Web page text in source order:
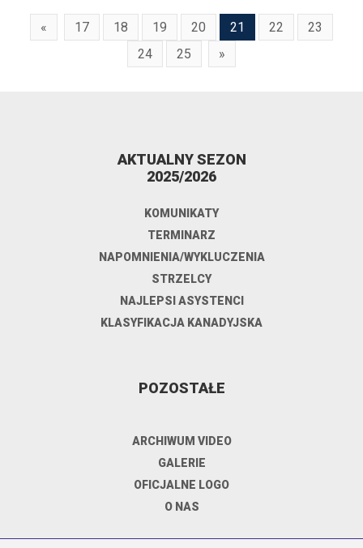
« 17 18 19 20 21 22
23
24
25 »
AKTUALNY SEZON
2025/2026
KOMUNIKATY
TERMINARZ
NAPOMNIENIA/WYKLUCZENIA
STRZELCY
NAJLEPSI ASYSTENCI
KLASYFIKACJA KANADYJSKA
POZOSTAŁE
ARCHIWUM VIDEO
GALERIE
OFICJALNE LOGO
O NAS